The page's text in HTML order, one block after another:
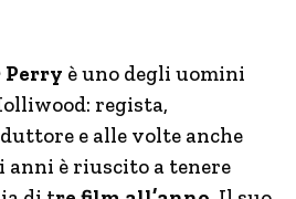
è uno degli uomini
regista,
e alle volte anche
è riuscito a tenere